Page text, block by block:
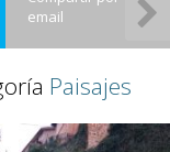
email
Paisajes